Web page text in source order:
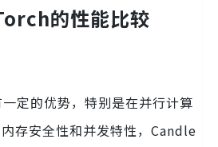
的性能比较
定的优势，特别是在并行计算
存安全性和并发特性，Candle